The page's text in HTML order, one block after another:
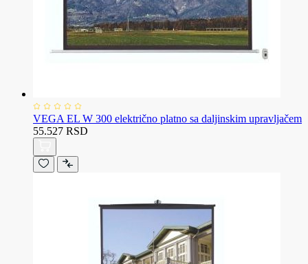
VEGA EL W 300 električno platno sa daljinskim upravljačem
55.527 RSD